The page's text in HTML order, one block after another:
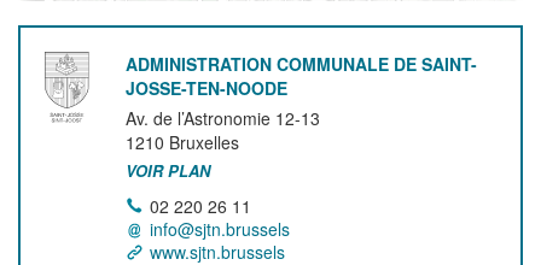
ADMINISTRATION COMMUNALE DE SAINT-
JOSSE-TEN-NOODE
Av. de l’Astronomie 12-13
1210 Bruxelles
VOIR PLAN
02 220 26 11
info@sjtn.brussels
www.sjtn.brussels